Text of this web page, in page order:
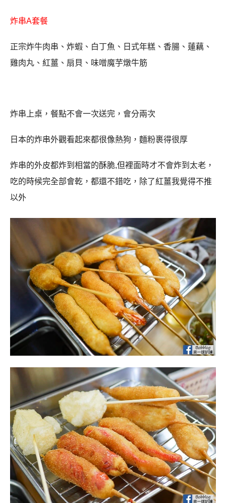
炸串A套餐
正宗炸牛肉串、炸蝦、白丁魚、日式年糕、香腸、蓮藕、
雞肉丸、紅薑、扇貝、味噌魔芋燉牛筋
炸串上桌，餐點不會一次送完，會分兩次
日本的炸串外觀看起來都很像熱狗，麵粉裹得很厚
炸串的外皮都炸到相當的酥脆,但裡面時才不會炸到太老，
吃的時候完全部會乾，都還不錯吃，除了紅薑我覺得不推
以外